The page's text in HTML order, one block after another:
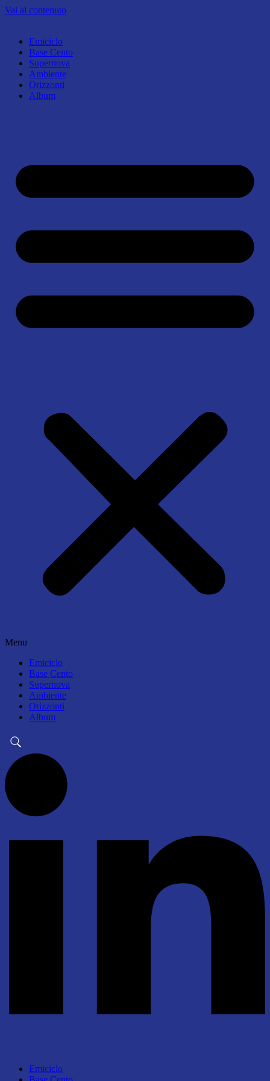
Vai al contenuto
Emiciclo
Base Cento
Supernova
Ambiente
Orizzonti
Album
Menu
Emiciclo
Base Cento
Supernova
Ambiente
Orizzonti
Album
Emiciclo